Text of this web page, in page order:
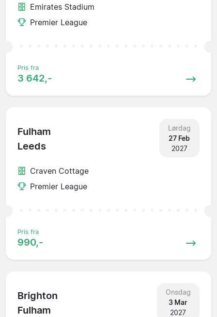
Emirates Stadium
Premier League
Pris fra
3 642,-
Fulham
Leeds
Lørdag
27 Feb
2027
Craven Cottage
Premier League
Pris fra
990,-
Brighton
Fulham
Onsdag
3 Mar
2027